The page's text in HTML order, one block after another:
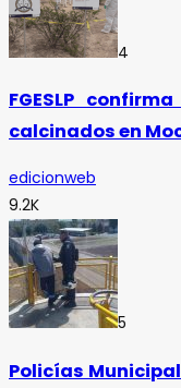
4
FGESLP
calcinados en
edicionweb
9.2K
5
Policías